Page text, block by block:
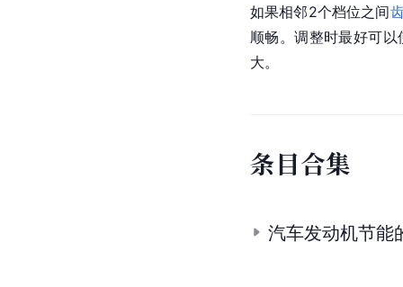
如果相邻2个档位之间
顺畅。调整时最好可
大。
条目合集
汽车发动机节能